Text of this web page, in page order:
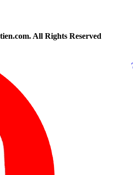
All Rights Reserved
(8h00 - 21h30)
(8h00 -